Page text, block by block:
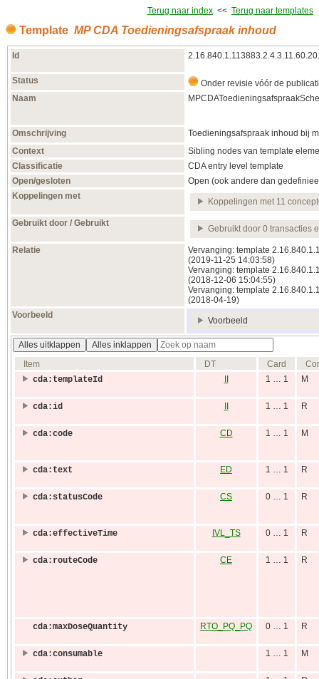
Terug naar index << Terug naar templates
Template MP CDA Toedieningsafspraak inhoud
Id
Status
Onder revisie vóór de
Naam
Omschrijving
Toedieningsafspraak inhoud bij
Context
Sibling nodes van template
Classificatie
CDA entry level template
Open/gesloten
Open (ook andere dan
Koppelingen met
Koppelingen met 11
Gebruikt door / Gebruikt
Gebruikt door 0 transacties
Relatie
Vervanging: template
(2019‑11‑25 14:03:58)
Vervanging: template
(2018‑12‑06 15:04:55)
Vervanging: template
(2018‑04‑19)
Voorbeeld
Voorbeeld
Alles uitklappen
Alles inklappen
Item
DT Card
cda:templateId
1 … 1 M
cda:id 1 … 1 R
cda:code CD 1 … 1 M
cda:text ED 1 … 1 R
cda:statusCode CS 0 … 1 R
cda:effectiveTime IVL_TS 0 … 1 R
cda:routeCode CE 1 … 1 R
cda:maxDoseQuantity RTO_PQ_PQ 0 … 1 R
cda:consumable 1 … 1 M